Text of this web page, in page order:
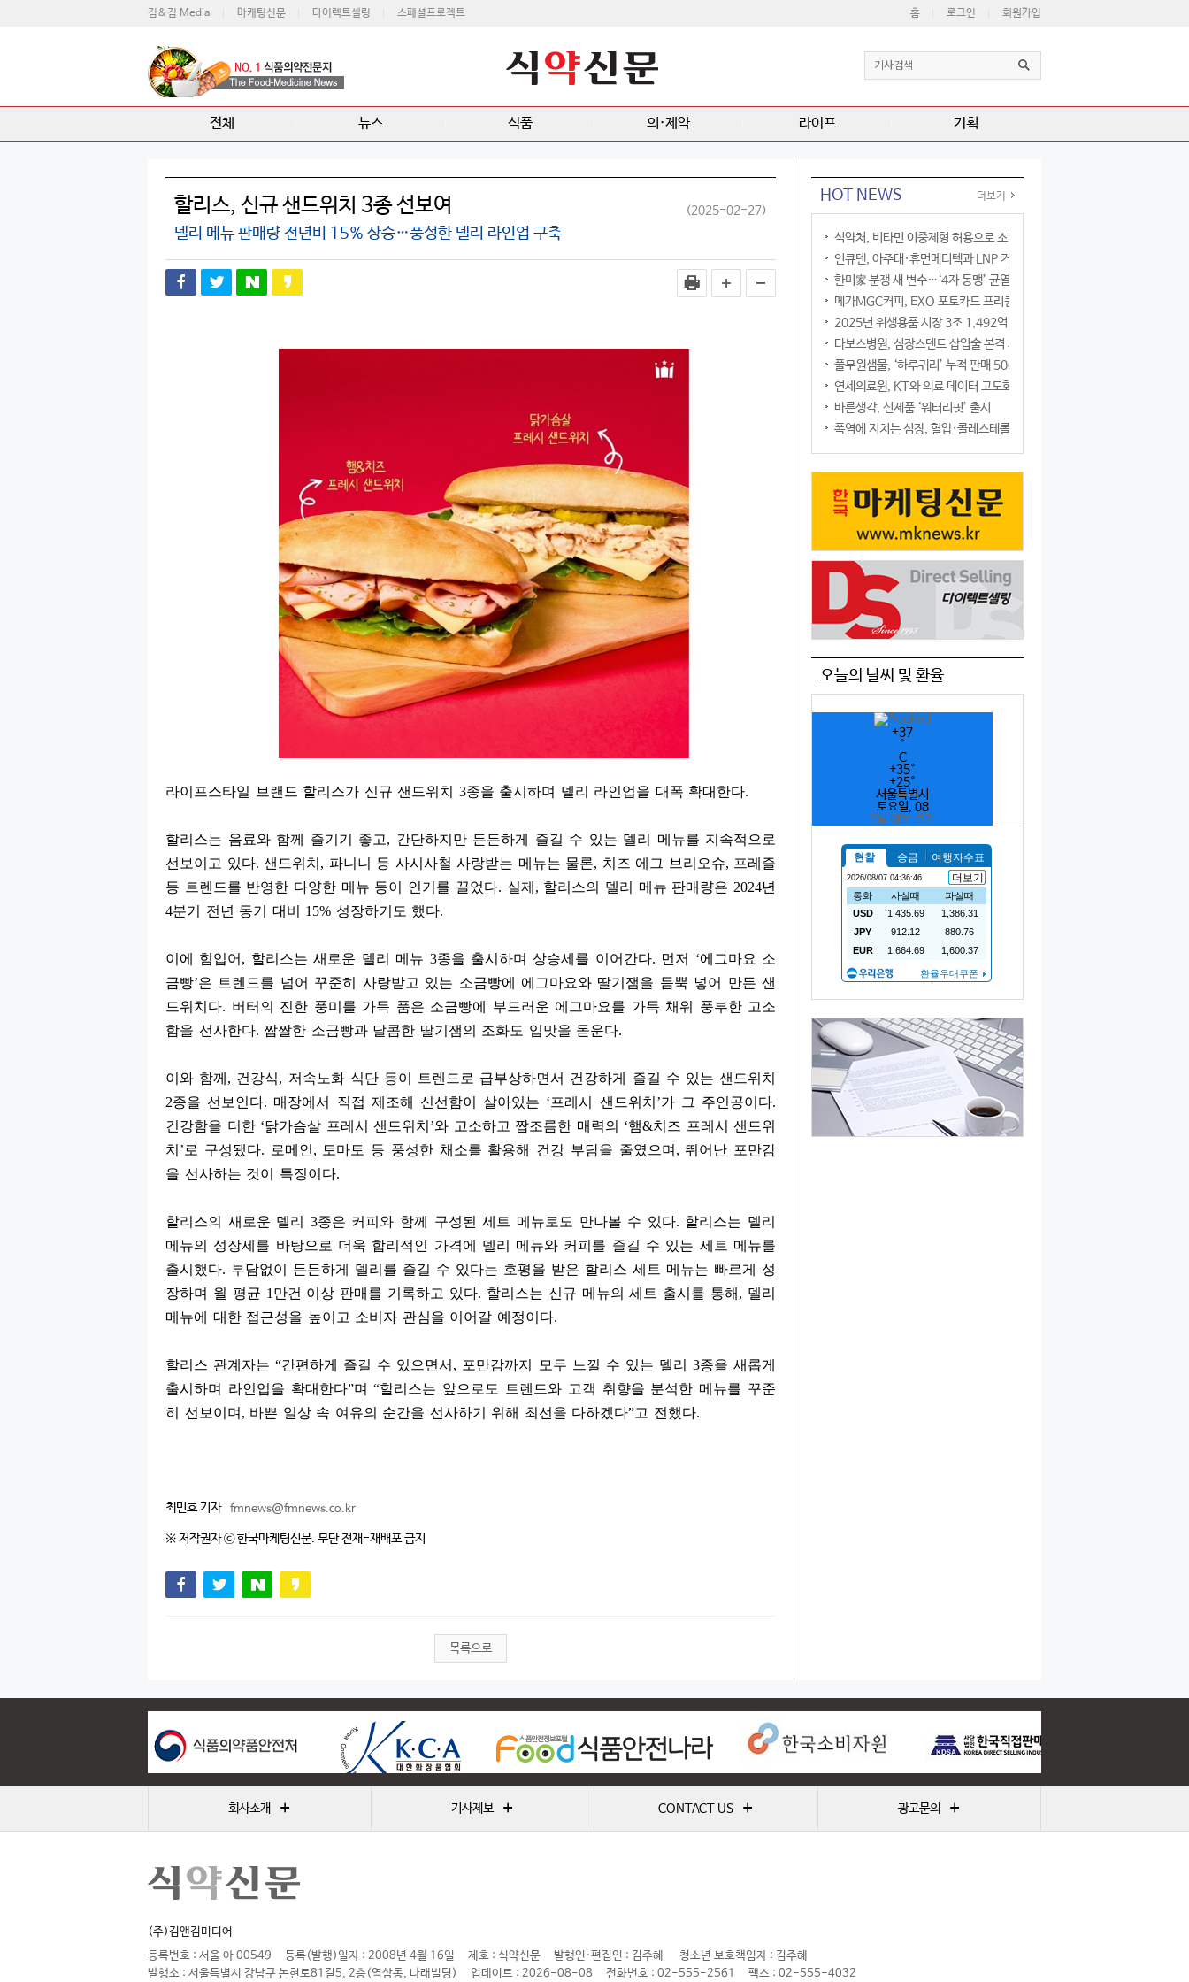
김&김 Media 마케팅신문 다이렉트셀링 스페셜프로젝트 홈 로그인 회원가입
전체 뉴스 식품 의·제약 라이프 기획
할리스, 신규 샌드위치 3종 선보여 (2025-02-27)
델리 메뉴 판매량 전년비 15% 상승…풍성한 델리 라인업 구축
라이프스타일 브랜드 할리스가 신규 샌드위치 3종을 출시하며 델리 라인업을 대폭 확대한다.
할리스는 음료와 함께 즐기기 좋고, 간단하지만 든든하게 즐길 수 있는 델리 메뉴를 지속적으로
선보이고 있다. 샌드위치 , 파니니 등 사시사철 사랑받는 메뉴는 물론, 치즈 에그 브리오슈, 프레즐
등 트렌드를 반영한 다양한 메뉴 등이 인기를 끌었다. 실제 , 할리스의 델리 메뉴 판매량은 2024년
4분기 전년 동기 대비 15% 성장하기도 했다.
이에 힘입어 , 할리스는 새로운 델리 메뉴 3종을 출시하며 상승세를 이어간다. 먼저 ‘에그마요 소
금빵’은 트렌드를 넘어 꾸준히 사랑받고 있는 소금빵에 에그마요와 딸기잼을 듬뿍 넣어 만든 샌
드위치다. 버터의 진한 풍미를 가득 품은 소금빵에 부드러운 에그마요를 가득 채워 풍부한 고소
함을 선사한다. 짭짤한 소금빵과 달콤한 딸기잼의 조화도 입맛을 돋운다.
이와 함께 , 건강식, 저속노화 식단 등이 트렌드로 급부상하면서 건강하게 즐길 수 있는 샌드위치
2종을 선보인다. 매장에서 직접 제조해 신선함이 살아있는 ‘프레시 샌드위치 ’가 그 주인공이다.
건강함을 더한 ‘닭가슴살 프레시 샌드위치 ’와 고소하고 짭조름한 매력의 ‘햄&치즈 프레시 샌드위
치 ’로 구성됐다. 로메인, 토마토 등 풍성한 채소를 활용해 건강 부담을 줄였으며 , 뛰어난 포만감
을 선사하는 것이 특징이다.
할리스의 새로운 델리 3종은 커피와 함께 구성된 세트 메뉴로도 만나볼 수 있다. 할리스는 델리
메뉴의 성장세를 바탕으로 더욱 합리적인 가격에 델리 메뉴와 커피를 즐길 수 있는 세트 메뉴를
출시했다. 부담없이 든든하게 델리를 즐길 수 있다는 호평을 받은 할리스 세트 메뉴는 빠르게 성
장하며 월 평균 1 만건 이상 판매를 기록하고 있다. 할리스는 신규 메뉴의 세트 출시를 통해 , 델리
메뉴에 대한 접근성을 높이고 소비자 관심을 이어갈 예정이다.
할리스 관계자는“간편하게 즐길 수 있으면서 , 포만감까지 모두 느낄 수 있는 델리 3종을 새롭게
출시하며 라인업을 확대한다”며“할리스는 앞으로도 트렌드와 고객 취향을 분석한 메뉴를 꾸준
히 선보이며 , 바쁜 일상 속 여유의 순간을 선사하기 위해 최선을 다하겠다”고 전했다.
최민호 기자 fmnews@fmnews.co.kr
※ 저작권자 ⓒ 한국마케팅신문. 무단 전재-재배포 금지
목록으로
HOT NEWS 더보기
식약처, 비타민 이중제형 허용으로 소비자 선택권 확대
인큐텐, 아주대·휴먼메디텍과 LNP 커큐민 공동연구
한미家 분쟁 새 변수…‘4자 동맹’ 균열 현실화
메가MGC커피, EXO 포토카드 프리퀀시 이벤트
2025년 위생용품 시장 3조 1,492억 원
다보스병원, 심장스텐트 삽입술 본격 시행
풀무원샘물, ‘하루귀리’ 누적 판매 500만 병 돌파
연세의료원, KT와 의료 데이터 고도화 협력
바른생각, 신제품 ‘워터리핏’ 출시
폭염에 지치는 심장, 혈압·콜레스테롤만 챙기면 될까?
오늘의 날씨 및 환율
+37
°
C
+35°
+25°
서울특별시
토요일, 08
7일 예보 보기
회사소개 + 기사제보 + CONTACT US + 광고문의 +
(주)김앤김미디어
등록번호 : 서울 아 00549
등록(발행)일자 : 2008년 4월 16일 제호 : 식약신문 발행인·편집인 : 김주혜
청소년 보호책임자 : 김주혜
발행소 : 서울특별시 강남구 논현로81길5, 2층(역삼동, 나래빌딩)
업데이트 : 2026-08-08 전화번호 : 02-555-2561 팩스 : 02-555-4032